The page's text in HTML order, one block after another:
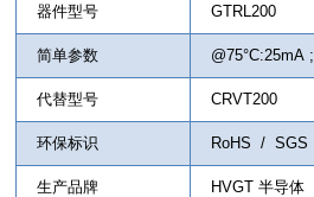
器件型号 GTRL200
简单参数
代替型号 CRVT200
环保标识 RoHS / SGS
生产品牌 HVGT 半导体